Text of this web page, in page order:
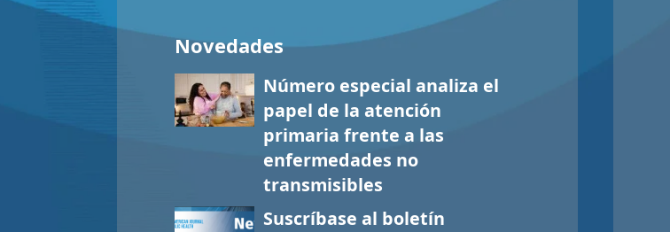
Novedades
Número especial analiza el
papel de la atención
primaria frente a las
enfermedades no
transmisibles
Suscríbase al boletín